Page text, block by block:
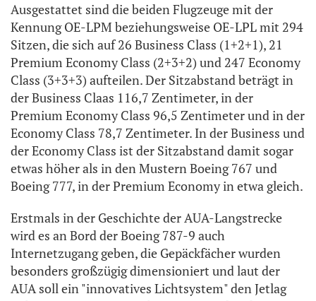
Ausgestattet sind die beiden Flugzeuge mit der
Kennung OE-LPM beziehungsweise OE-LPL mit 294
Sitzen, die sich auf 26 Business Class (1+2+1), 21
Premium Economy Class (2+3+2) und 247 Economy
Class (3+3+3) aufteilen. Der Sitzabstand beträgt in
der Business Claas 116,7 Zentimeter, in der
Premium Economy Class 96,5 Zentimeter und in der
Economy Class 78,7 Zentimeter. In der Business und
der Economy Class ist der Sitzabstand damit sogar
etwas höher als in den Mustern Boeing 767 und
Boeing 777, in der Premium Economy in etwa gleich.
Erstmals in der Geschichte der AUA-Langstrecke
wird es an Bord der Boeing 787-9 auch
Internetzugang geben, die Gepäckfächer wurden
besonders großzügig dimensioniert und laut der
AUA soll ein "innovatives Lichtsystem" den Jetlag